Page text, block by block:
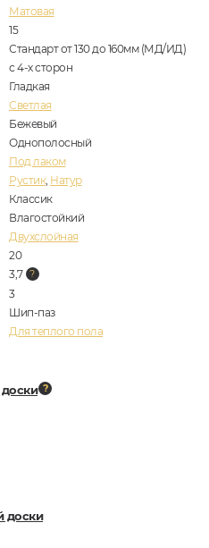
Матовая
15
Стандарт от 130 до 160мм (МД/ИД)
с 4-х сторон
Гладкая
Светлая
Бежевый
Однополосный
Под лаком
Рустик, Натур
Классик
Влагостойкий
Двухслойная
20
3,7
3
Шип-паз
Для теплого пола
доски